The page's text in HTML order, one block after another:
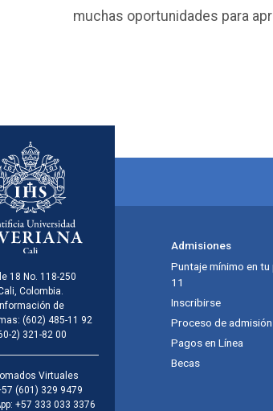
muchas oportunidades para
18 No. 118-250
Colombia.
de
(602) 485-11 92
2) 321-82 00
Virtuales
(601) 329 9479
+57 333 033 3376
Admisiones
Puntaje mínimo en
11
Inscribirse
Proceso de admisión
Pagos en Línea
Becas